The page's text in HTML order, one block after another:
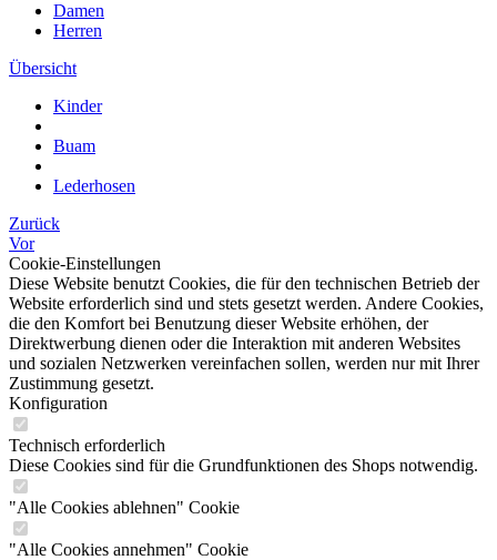
Damen
Herren
Übersicht
Kinder
Buam
Lederhosen
Zurück
Vor
Cookie-Einstellungen
Diese Website benutzt Cookies, die für den technischen Betrieb der
Website erforderlich sind und stets gesetzt werden. Andere Cookies,
die den Komfort bei Benutzung dieser Website erhöhen, der
Direktwerbung dienen oder die Interaktion mit anderen Websites
und sozialen Netzwerken vereinfachen sollen, werden nur mit Ihrer
Zustimmung gesetzt.
Konfiguration
Technisch erforderlich
Diese Cookies sind für die Grundfunktionen des Shops notwendig.
"Alle Cookies ablehnen" Cookie
"Alle Cookies annehmen" Cookie